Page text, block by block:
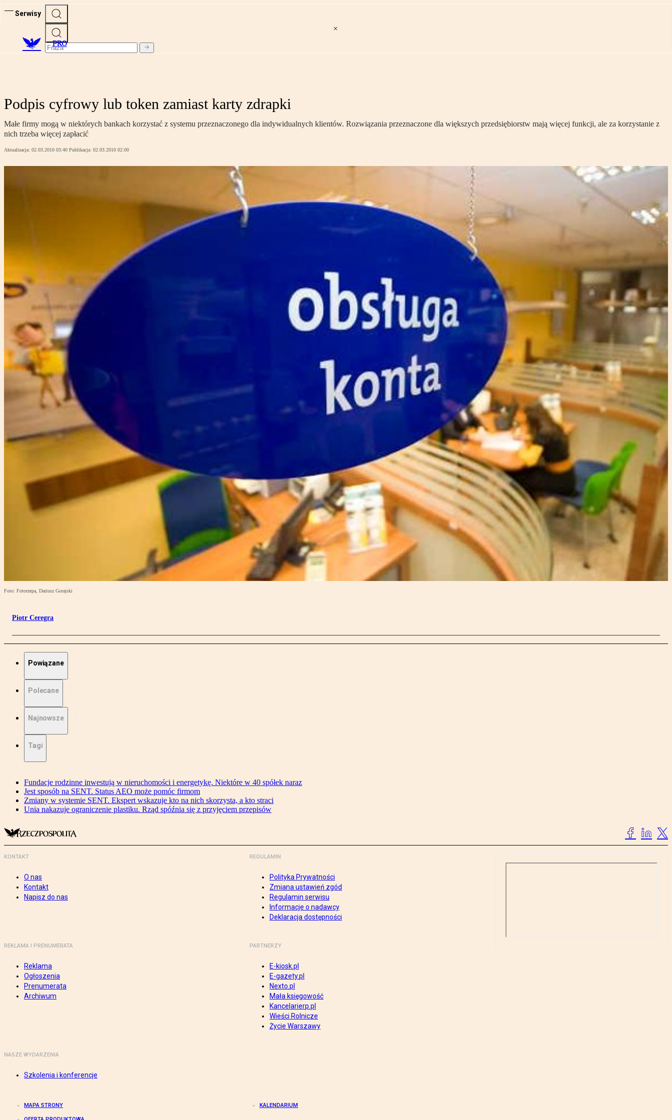
Serwisy
PRO
Podpis cyfrowy lub token zamiast karty zdrapki
Małe firmy mogą w niektórych bankach korzystać z systemu przeznaczonego dla indywidualnych klientów. Rozwiązania przeznaczone dla większych przedsiębiorstw mają więcej funkcji, ale za korzystanie z
nich trzeba więcej zapłacić
Aktualizacja: 02.03.2010 03:40 Publikacja: 02.03.2010 02:00
Foto: Fotorzepa, Dariusz Gorajski
Piotr Ceregra
Powiązane
Polecane
Najnowsze
Tagi
Fundacje rodzinne inwestują w nieruchomości i energetykę. Niektóre w 40 spółek naraz
Jest sposób na SENT. Status AEO może pomóc firmom
Zmiany w systemie SENT. Ekspert wskazuje kto na nich skorzysta, a kto straci
Unia nakazuje ograniczenie plastiku. Rząd spóźnia się z przyjęciem przepisów
KONTAKT
O nas
Kontakt
Napisz do nas
REGULAMIN
Polityka Prywatności
Zmiana ustawień zgód
Regulamin serwisu
Informacje o nadawcy
Deklaracja dostępności
REKLAMA I PRENUMERATA
Reklama
Ogłoszenia
Prenumerata
Archiwum
PARTNERZY
E-kiosk.pl
E-gazety.pl
Nexto.pl
Mała księgowość
Kancelarierp.pl
Wieści Rolnicze
Życie Warszawy
NASZE WYDARZENIA
Szkolenia i konferencje
MAPA STRONY KALENDARIUM